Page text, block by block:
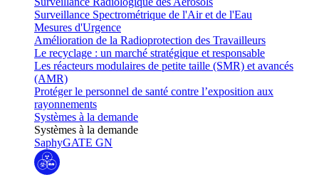
Surveillance Spectrométrique de l'Air et de l'Eau
Mesures d'Urgence
Amélioration de la Radioprotection des Travailleurs
Le recyclage : un marché stratégique et responsable
Les réacteurs modulaires de petite taille (SMR) et avancés
(AMR)
Protéger le personnel de santé contre l’exposition aux
rayonnements
Systèmes à la demande
Systèmes à la demande
SaphyGATE GN